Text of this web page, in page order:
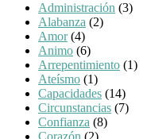
Administración (3)
Alabanza (2)
Amor(4)
Animo (6)
Arrepentimiento (1)
Ateísmo (1)
Capacidades (14)
Circunstancias (7)
Confianza (8)